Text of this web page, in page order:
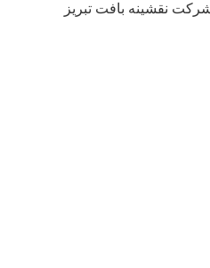
نقشينه بافت تبريز